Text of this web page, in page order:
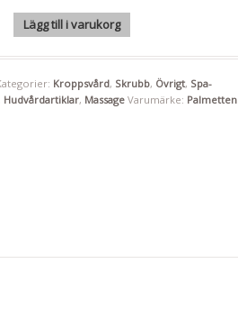
massageknoppar Palmetten mängd
Lägg till i varukorg
Kroppsvård, Skrubb, Övrigt, Spa-
Hudvårdartiklar, Massage Varumärke: Palmetten